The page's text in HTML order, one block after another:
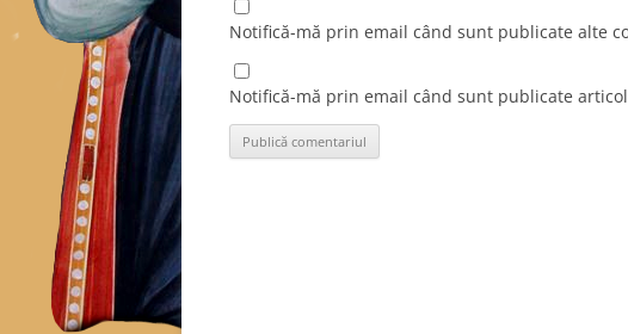
Notifică-mă prin email când sunt publicate alte
Notifică-mă prin email când sunt publicate